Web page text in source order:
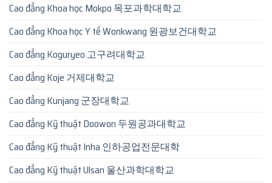
Cao đẳng Khoa học Mokpo 목포과학대학교
Cao đẳng Khoa học Y tế Wonkwang 원광보건대학교
Cao đẳng Koguryeo 고구려대학교
Cao đẳng Koje 거제대학교
Cao đẳng Kunjang 군장대학교
Cao đẳng Kỹ thuật Doowon 두원공과대학교
Cao đẳng Kỹ thuật Inha 인하공업전문대학
Cao đẳng Kỹ thuật Ulsan 울산과학대학교